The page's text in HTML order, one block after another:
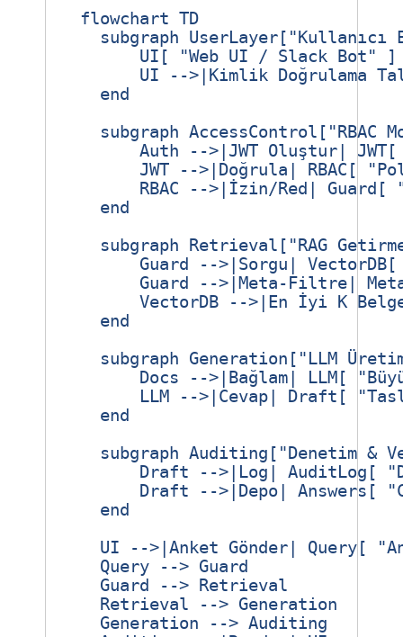
  flowchart TD
subgraph UserLayer["Kullanıcı
        UI[ "Web UI / Slack Bot" ]
UI -->|Kimlik Doğrulama
    end
subgraph AccessControl["RBAC
Auth -->|JWT Oluştur|
JWT -->|Doğrula| RBAC[
RBAC -->|İzin/Red| Guard[
    end
subgraph Retrieval["RAG
Guard -->|Sorgu|
Guard -->|Meta‑Filtre|
VectorDB -->|En İyi K
    end
subgraph Generation["LLM
Docs -->|Bağlam| LLM[
LLM -->|Cevap| Draft[
    end
subgraph Auditing["Denetim &
Draft -->|Log| AuditLog[
Draft -->|Depo| Answers[
    end
UI -->|Anket Gönder| Query[
    Query --> Guard
    Guard --> Retrieval
    Retrieval --> Generation
    Generation --> Auditing